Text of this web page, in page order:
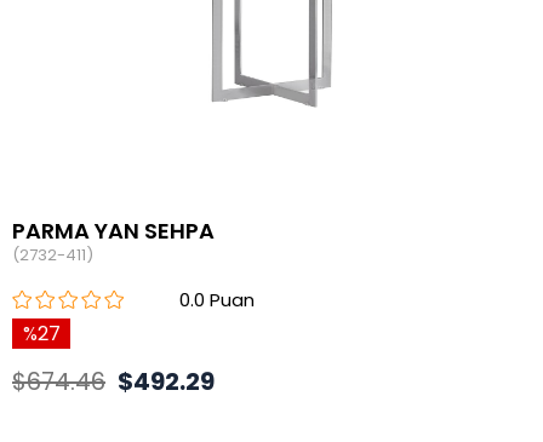
PARMA YAN SEHPA
(2732-411)
0.0
27
$674.46 $492.29